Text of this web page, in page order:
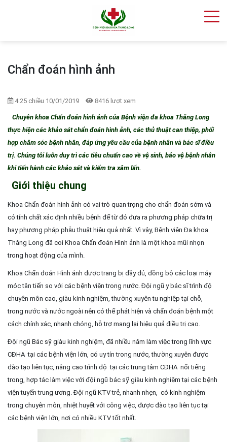
Chẩn đoán hình ảnh
4:25 chiều 10/01/2019 8416 lượt xem
Chuyên khoa Chẩn đoán hình ảnh của Bệnh viện đa khoa Thăng Long
thực hiện các khảo sát chẩn đoán hình ảnh, các thủ thuật can thiệp, phối
hợp chăm sóc bệnh nhân, đáp ứng yêu cầu của bệnh nhân và bác sĩ điều
trị. Chúng tôi luôn duy trì các tiêu chuẩn cao về vệ sinh, bảo vệ bệnh nhân
khi tiến hành các khảo sát và kiểm tra xâm lấn.
Giới thiệu chung
Khoa Chẩn đoán hình ảnh có vai trò quan trọng cho chẩn đoán sớm và
có tính chất xác định nhiều bệnh để từ đó đưa ra phương pháp chữa trị
hay phương pháp phẫu thuật hiệu quả nhất. Vì vậy, Bệnh viện Đa khoa
Thăng Long đã coi Khoa Chẩn đoán Hình ảnh là một khoa mũi nhọn
trong hoạt động của mình.
Khoa Chẩn đoán Hình ảnh được trang bị đầy đủ, đồng bộ các loại máy
móc tân tiến so với các bệnh viện trong nước. Đội ngũ y bác sĩ trình độ
chuyên môn cao, giàu kinh nghiệm, thường xuyên tu nghiệp tại chỗ,
trong nước và nước ngoài nên có thể phát hiện và chẩn đoán bệnh một
cách chính xác, nhanh chóng, hỗ trợ mang lại hiệu quả điều trị cao.
Đội ngũ Bác sỹ giàu kinh nghiệm, đã nhiều năm làm việc trong lĩnh vực
CĐHA tại các bệnh viện lớn, có uy tín trong nước, thường xuyên được
đào tạo liên tục, nâng cao trình độ tại các trung tâm CĐHA nổi tiếng
trong, hợp tác làm việc với đội ngũ bác sỹ giàu kinh nghiệm tại các bệnh
viện tuyến trung ương. Đội ngũ KTV trẻ, nhanh nhẹn, có kinh nghiệm
trong chuyên môn, nhiệt huyết với công việc, được đào tạo liên tục tại
các bệnh viện lớn, nơi có nhiều KTV tốt nhất.